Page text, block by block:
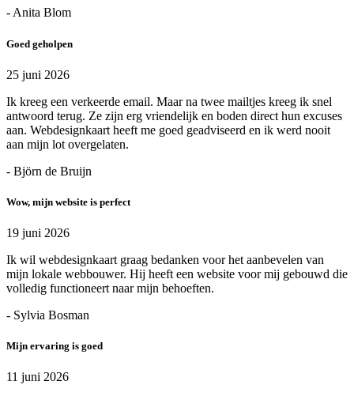
- Anita Blom
Goed geholpen
25 juni 2026
Ik kreeg een verkeerde email. Maar na twee mailtjes kreeg ik snel
antwoord terug. Ze zijn erg vriendelijk en boden direct hun excuses
aan. Webdesignkaart heeft me goed geadviseerd en ik werd nooit
aan mijn lot overgelaten.
- Björn de Bruijn
Wow, mijn website is perfect
19 juni 2026
Ik wil webdesignkaart graag bedanken voor het aanbevelen van
mijn lokale webbouwer. Hij heeft een website voor mij gebouwd die
volledig functioneert naar mijn behoeften.
- Sylvia Bosman
Mijn ervaring is goed
11 juni 2026